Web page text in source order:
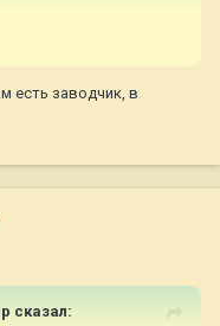
есть заводчик, в
сказал: